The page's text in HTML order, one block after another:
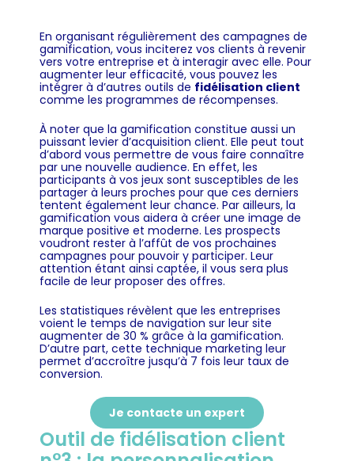
En organisant régulièrement des campagnes de
gamification, vous inciterez vos clients à revenir
vers votre entreprise et à interagir avec elle. Pour
augmenter leur efficacité, vous pouvez les
intégrer à d’autres outils de fidélisation client
comme les programmes de récompenses.
À noter que la gamification constitue aussi un
puissant levier d’acquisition client. Elle peut tout
d’abord vous permettre de vous faire connaître
par une nouvelle audience. En effet, les
participants à vos jeux sont susceptibles de les
partager à leurs proches pour que ces derniers
tentent également leur chance. Par ailleurs, la
gamification vous aidera à créer une image de
marque positive et moderne. Les prospects
voudront rester à l’affût de vos prochaines
campagnes pour pouvoir y participer. Leur
attention étant ainsi captée, il vous sera plus
facile de leur proposer des offres.
Les statistiques révèlent que les entreprises
voient le temps de navigation sur leur site
augmenter de 30 % grâce à la gamification.
D’autre part, cette technique marketing leur
permet d’accroître jusqu’à 7 fois leur taux de
conversion.
Je contacte un expert
Outil de fidélisation client